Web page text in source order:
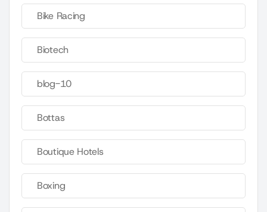
Bike Racing
Biotech
blog-10
Bottas
Boutique Hotels
Boxing